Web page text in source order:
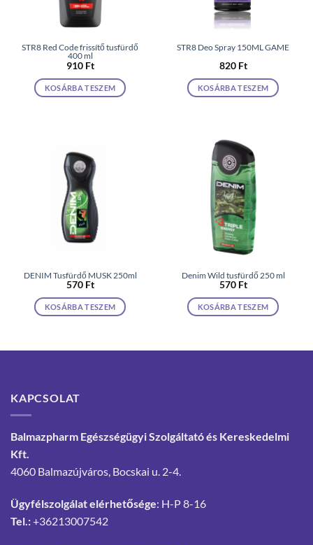
STR8 Red Code frissítő tusfürdő
400 ml
910 Ft
KOSÁRBA TESZEM
STR8 Deo Spray 150ML GAME
820 Ft
KOSÁRBA TESZEM
DENIM Tusfürdő MUSK 250ml
570 Ft
KOSÁRBA TESZEM
Denim Wild tusfürdő 250 ml
570 Ft
KOSÁRBA TESZEM
KAPCSOLAT
Balmazpharm Egészségügyi Szolgáltató és Kereskedelmi
Kft.
4060 Balmazújváros, Bocskai u. 2-4.
Ügyfélszolgálat elérhetősége: H-P 8-16
Tel.:+36213007542